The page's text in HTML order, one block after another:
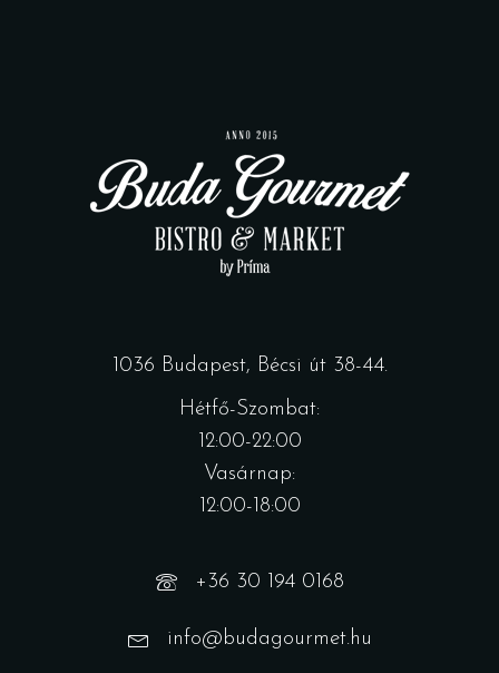
1036 Budapest, Bécsi út 38-44.
Hétfő-Szombat:
12:00-22:00
Vasárnap:
12:00-18:00
+36 30 194 0168
info@budagourmet.hu